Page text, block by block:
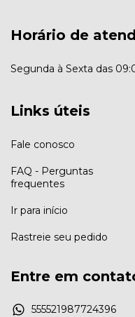
Horário de
Segunda à Sexta das
Links úteis
Fale conosco
FAQ - Perguntas
frequentes
Ir para início
Rastreie seu pedido
Entre em
555521987724396